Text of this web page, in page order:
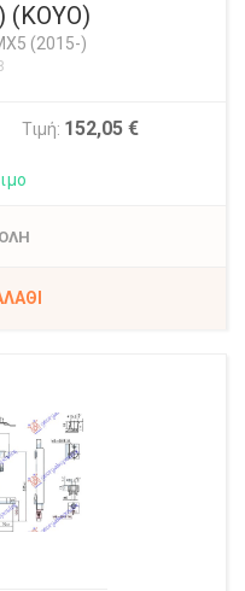
(KOYO)
(2015-)
Τιμή: 152,05 €